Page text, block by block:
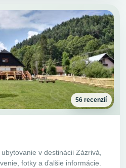
56 recenzií
v destinácii Zázrivá,
fotky a ďalšie informácie.